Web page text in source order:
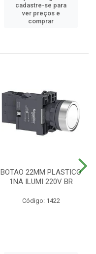
cadastre-se para
ver preços e
comprar
BOTAO 22MM PLASTICO
1NA ILUMI 220V BR
Código: 1422